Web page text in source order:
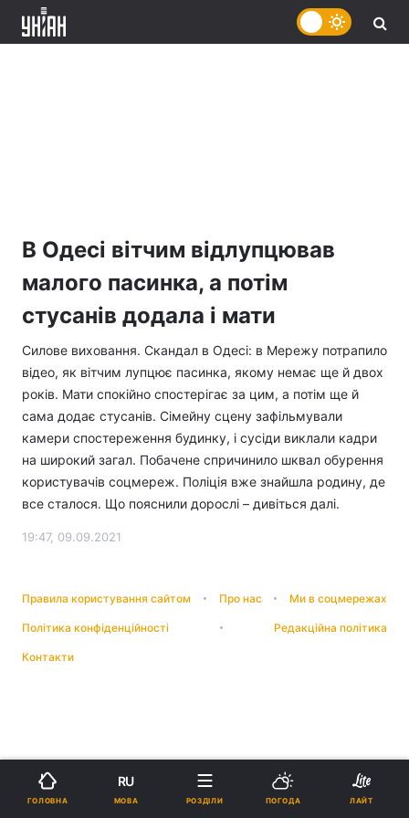
В Одесі вітчим відлупцював
малого пасинка, а потім
стусанів додала і мати
Силове виховання. Скандал в Одесі: в Мережу потрапило
відео, як вітчим лупцює пасинка, якому немає ще й двох
років. Мати спокійно спостерігає за цим, а потім ще й
сама додає стусанів. Сімейну сцену зафільмували
камери спостереження будинку, і сусіди виклали кадри
на широкий загал. Побачене спричинило шквал обурення
користувачів соцмереж. Поліція вже знайшла родину, де
все сталося. Що пояснили дорослі – дивіться далі.
19:47, 09.09.2021
Правила користування сайтом Про нас Ми в соцмережах
Політика конфіденційності Редакційна політика
Контакти
ГОЛОВНА
RU
МОВА РОЗДІЛИ ПОГОДА ЛАЙТ